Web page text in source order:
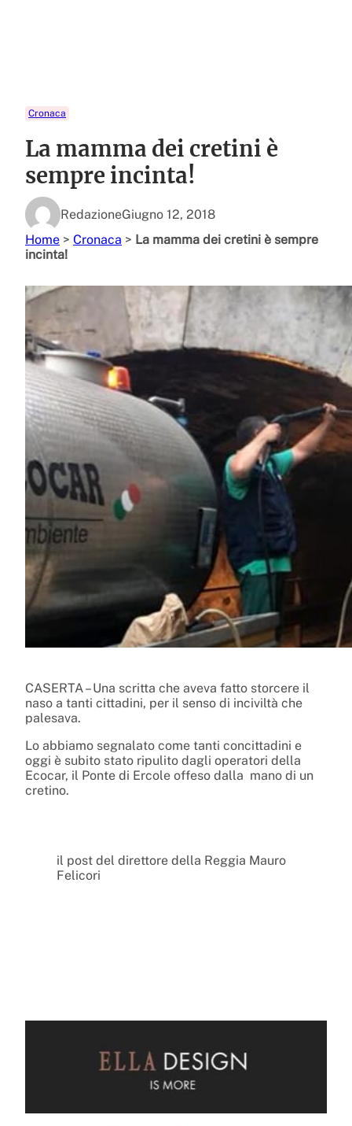
Cronaca
La mamma dei cretini è
sempre incinta!
RedazioneGiugno 12, 2018
Home > Cronaca > La mamma dei cretini è sempre
incinta!
CASERTA – Una scritta che aveva fatto storcere il
naso a tanti cittadini, per il senso di inciviltà che
palesava.
Lo abbiamo segnalato come tanti concittadini e
oggi è subito stato ripulito dagli operatori della
Ecocar, il Ponte di Ercole offeso dalla mano di un
cretino.
il post del direttore della Reggia Mauro
Felicori